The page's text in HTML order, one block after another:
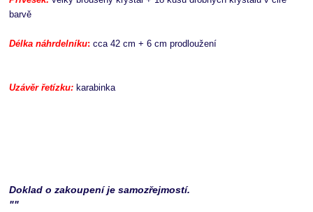
barvě
Délka náhrdelníku:cca 42 cm + 6 cm prodloužení
Uzávěr řetízku: karabinka
Doklad o zakoupení je samozřejmostí.
""